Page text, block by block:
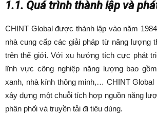
1.1. Quá trình thành lập và
CHINT Global được thành lập vào năm
nhà cung cấp các giải pháp từ năng lượng
trên thế giới. Với xu hướng tích cực phát
lĩnh vực công nghiệp năng lượng bao
xanh, nhà kính thông minh,… CHINT Global
xây dựng một chuỗi tích hợp nguồn năng
phân phối và truyền tải đi tiêu dùng.